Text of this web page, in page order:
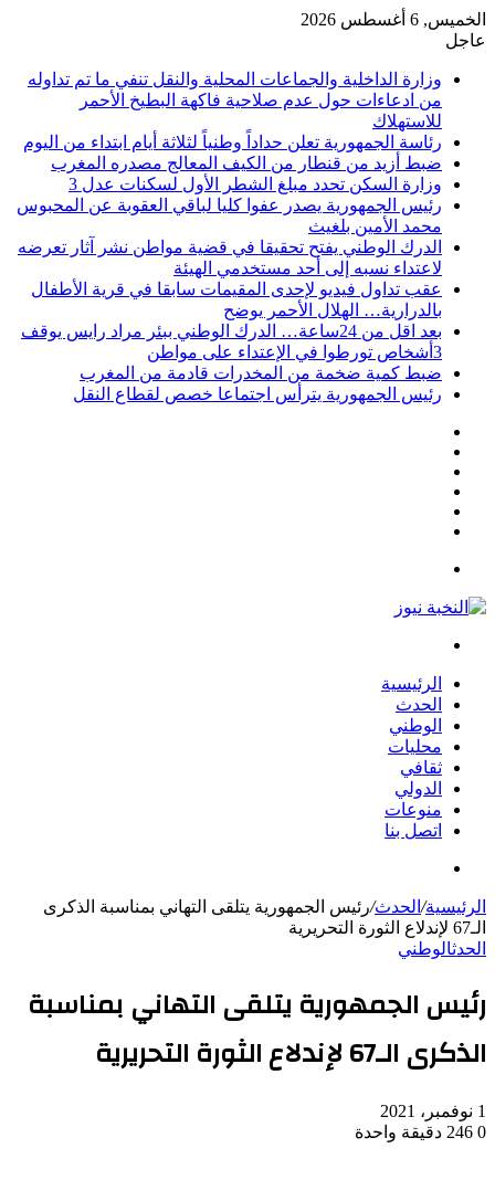
الخميس, 6 أغسطس 2026
عاجل
وزارة الداخلية والجماعات المحلية والنقل تنفي ما تم تداوله
من ادعاءات حول عدم صلاحية فاكهة البطيخ الأحمر
للاستهلاك
رئاسة الجمهورية تعلن حداداً وطنياً لثلاثة أيام ابتداء من اليوم
ضبط أزيد من قنطار من الكيف المعالج مصدره المغرب
وزارة السكن تحدد مبلغ الشطر الأول لسكنات عدل 3
رئيس الجمهورية يصدر عفوا كليا لباقي العقوبة عن المحبوس
محمد الأمين بلغيث
الدرك الوطني يفتح تحقيقا في قضية مواطن نشر آثار تعرضه
لاعتداء نسبه إلى أحد مستخدمي الهيئة
عقب تداول فيديو لإحدى المقيمات سابقا في قرية الأطفال
بالدرارية… الهلال الأحمر يوضح
بعد اقل من 24ساعة… الدرك الوطني ببئر مراد رايس يوقف
3أشخاص تورطوا في الإعتداء على مواطن
ضبط كمية ضخمة من المخدرات قادمة من المغرب
رئيس الجمهورية يترأس اجتماعا خصص لقطاع النقل
الرئيسية
الحدث
الوطني
محليات
ثقافي
الدولي
منوعات
اتصل بنا
الرئيسية/ الحدث/رئيس الجمهورية يتلقى التهاني بمناسبة الذكرى
الـ67 لإندلاع الثورة التحريرية
الحدثالوطني
رئيس الجمهورية يتلقى التهاني بمناسبة
الذكرى الـ67 لإندلاع الثورة التحريرية
1 نوفمبر، 2021
0
دقيقة واحدة